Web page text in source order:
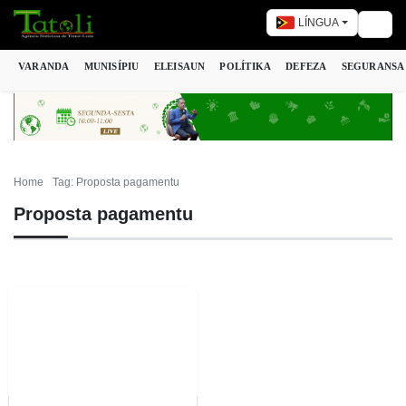
LÍNGUA
VARANDA MUNISÍPIU ELEISAUN POLÍTIKA DEFEZA SEGURANSA
Home Tag: Proposta pagamentu
Proposta pagamentu